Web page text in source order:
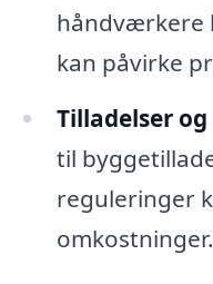
håndværkere
kan påvirke
Tilladelser
til
reguleringer
omkostninger.